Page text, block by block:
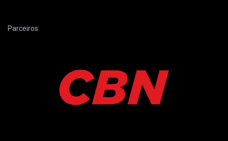
Parceiros